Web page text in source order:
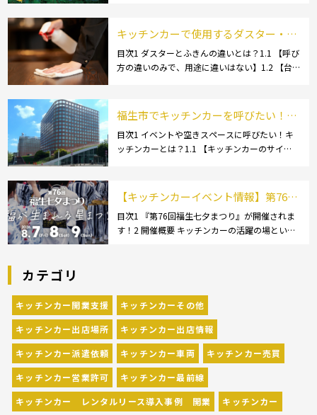
ルメイベントが催されています。 開業前にキ
キッチンカーで使用するダスター・ふ
きんの選び方とは？おすすめ商品3選
も紹介！
目次1 ダスターとふきんの違いとは？1.1 【呼び
方の違いのみで、用途に違いはない】1.2 【台
特徴2.1 【綿】2.2 【マイクロ […]
福生市でキッチンカーを呼びたい！派
遣してもらうにはどうすれば良いの？
依頼の流れや人気メニューを解説
目次1 イベントや空きスペースに呼びたい！キ
ッチンカーとは？1.1 【キッチンカーのサイ
チンカー:1t～ […]
【キッチンカーイベント情報】第76回
福生七夕まつりが開催されます！
目次1 『第76回福生七夕まつり』が開催されま
す！2 開催概要 キッチンカーの活躍の場といえ
カテゴリ
キッチンカー開業支援
キッチンカーその他
キッチンカー出店場所
キッチンカー出店情報
キッチンカー派遣依頼
キッチンカー車両
キッチンカー売買
キッチンカー営業許可
キッチンカー最前線
キッチンカー レンタルリース導入事例 開業
キッチンカー